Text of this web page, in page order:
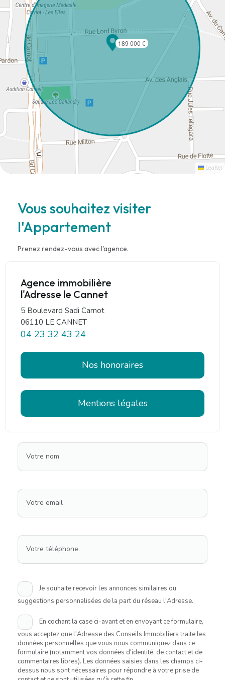
189 000 €
Leaflet
Vous souhaitez visiter
l'Appartement
Prenez rendez-vous avec l'agence.
Agence immobilière
l'Adresse le Cannet
5 Boulevard Sadi Carnot
06110 LE CANNET
04 23 32 43 24
Nos honoraires
Mentions légales
Votre nom
Votre email
Votre téléphone
Je souhaite recevoir les annonces similaires ou
suggestions personnalisées de la part du réseau l'Adresse.
En cochant la case ci-avant et en envoyant ce formulaire,
vous acceptez que l'Adresse des Conseils Immobiliers traite les
données personnelles que vous nous communiquez dans ce
formulaire (notamment vos données d'identité, de contact et de
commentaires libres). Les données saisies dans les champs ci-
dessus nous sont nécessaires pour répondre à votre prise de